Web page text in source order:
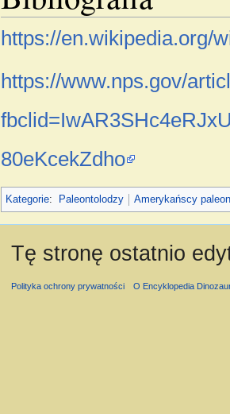
https://en.wikipedia.org/
https://www.nps.gov/
80eKcekZdho
Kategorie: Paleontolodzy Amerykańscy
Tę stronę ostatnio
Polityka ochrony prywatności O Encyklopedia